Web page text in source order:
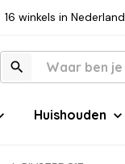
16 winkels in Nederland
Huishouden